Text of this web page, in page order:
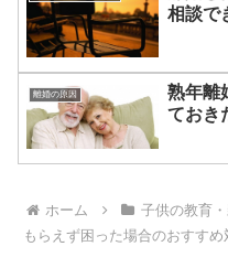
相談で
離婚の原因
熟年離
ておき
ホーム 子供の教育
もらえず困った場合のおすすめ